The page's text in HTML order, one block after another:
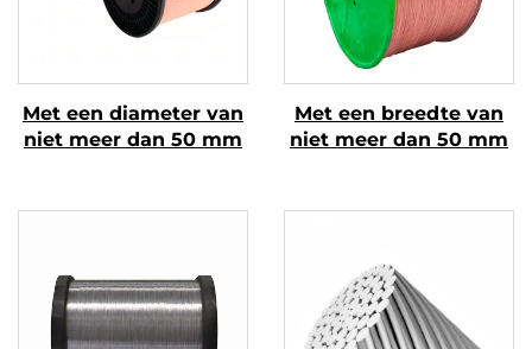
Met een diameter van
niet meer dan 50 mm
Met een breedte van
niet meer dan 50 mm